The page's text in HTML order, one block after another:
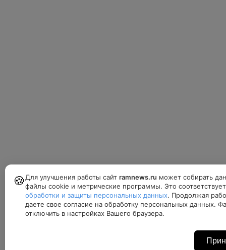
🍪 Для улучшения работы сайт ramnews.ru может собирать
файлы cookie и метрические программы. Это
обработки и защиты персональных данных. Продолжая
даете свое согласие на обработку персональных данных.
отключить в настройках Вашего браузера.